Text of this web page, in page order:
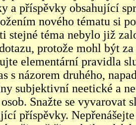
a příspěvky obsahující
nového tématu si
stejné téma nebylo již
protože mohl být
elementární pravidla
s názorem druhého,
subjektivní neetické a
Snažte se vyvarovat
příspěvky.